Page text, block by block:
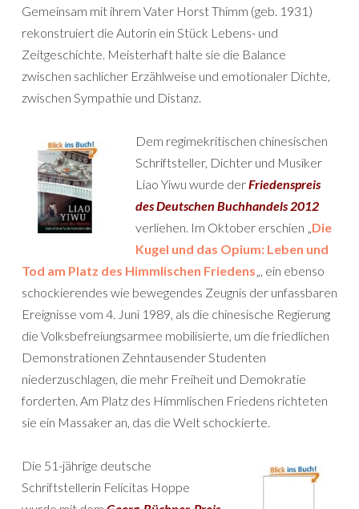
Gemeinsam mit ihrem Vater Horst Thimm (geb. 1931)
rekonstruiert die Autorin ein Stück Lebens- und
Zeitgeschichte. Meisterhaft halte sie die Balance
zwischen sachlicher Erzählweise und emotionaler Dichte,
zwischen Sympathie und Distanz.
Dem regimekritischen chinesischen
Schriftsteller, Dichter und Musiker
Liao Yiwu wurde derFriedenspreis
des Deutschen Buchhandels 2012
verliehen. Im Oktober erschien „Die
Kugel und das Opium: Leben und
Tod am Platz des Himmlischen Friedens„, ein ebenso
schockierendes wie bewegendes Zeugnis der unfassbaren
Ereignisse vom 4. Juni 1989, als die chinesische Regierung
die Volksbefreiungsarmee mobilisierte, um die friedlichen
Demonstrationen Zehntausender Studenten
niederzuschlagen, die mehr Freiheit und Demokratie
forderten. Am Platz des Himmlischen Friedens richteten
sie ein Massaker an, das die Welt schockierte.
Die 51-jährige deutsche
Schriftstellerin Felicitas Hoppe